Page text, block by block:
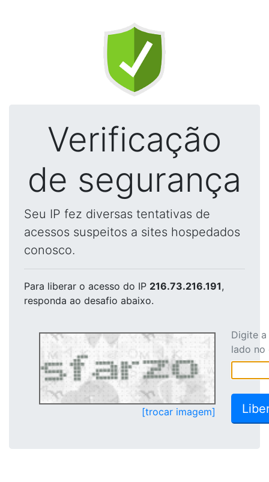
Verificação
de segurança
Seu IP fez diversas tentativas de
acessos suspeitos a sites hospedados
conosco.
Para liberar o acesso do IP 216.73.216.191,
responda ao desafio abaixo.
[trocar imagem]
Digite
lado no